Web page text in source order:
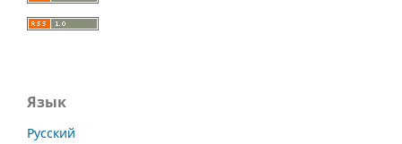
Язык
Русский